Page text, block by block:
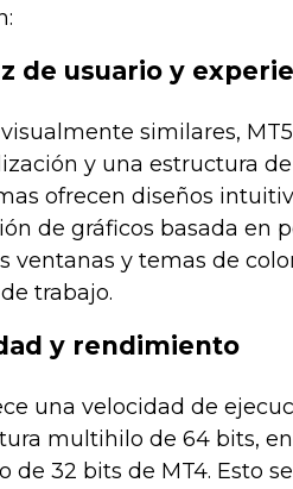
de usuario y
similares,
y una estructura
ofrecen diseños
de gráficos basada en
ventanas y temas de
trabajo.
y rendimiento
una velocidad de
multihilo de 64 bits,
de 32 bits de MT4. Esto